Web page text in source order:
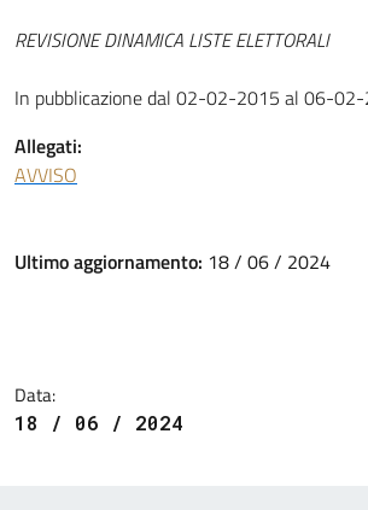
REVISIONE DINAMICA LISTE ELETTORALI
In pubblicazione dal 02-02-2015 al 06-
Allegati:
AVVISO
Ultimo aggiornamento: 18 / 06 / 2024
Data:
18 / 06 / 2024